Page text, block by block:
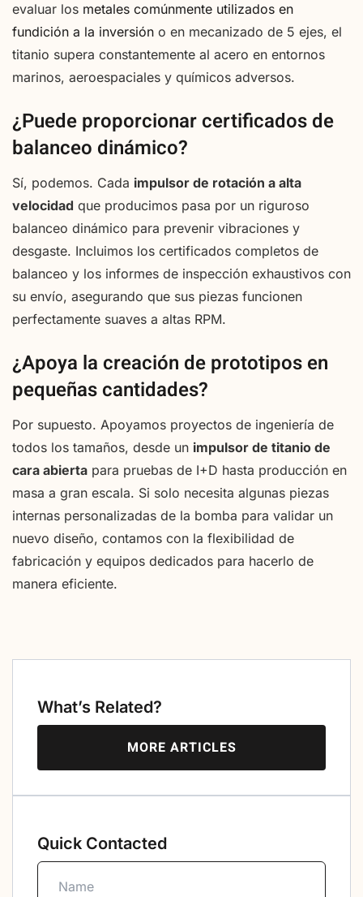
evaluar los metales comúnmente utilizados en
fundición a la inversión o en mecanizado de 5 ejes, el
titanio supera constantemente al acero en entornos
marinos, aeroespaciales y químicos adversos.
¿Puede proporcionar certificados de
balanceo dinámico?
Sí, podemos. Cada impulsor de rotación a alta
velocidad que producimos pasa por un riguroso
balanceo dinámico para prevenir vibraciones y
desgaste. Incluimos los certificados completos de
balanceo y los informes de inspección exhaustivos con
su envío, asegurando que sus piezas funcionen
perfectamente suaves a altas RPM.
¿Apoya la creación de prototipos en
pequeñas cantidades?
Por supuesto. Apoyamos proyectos de ingeniería de
todos los tamaños, desde un impulsor de titanio de
cara abierta para pruebas de I+D hasta producción en
masa a gran escala. Si solo necesita algunas piezas
internas personalizadas de la bomba para validar un
nuevo diseño, contamos con la flexibilidad de
fabricación y equipos dedicados para hacerlo de
manera eficiente.
What’s Related?
MORE ARTICLES
Quick Contacted